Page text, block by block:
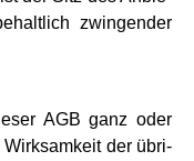
zwin­gen­der
AGB ganz oder
der übri­